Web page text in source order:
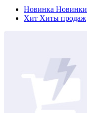
Новинка Новинки
Хит Хиты продаж